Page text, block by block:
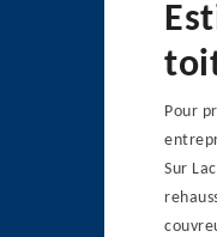
Pour
Sur